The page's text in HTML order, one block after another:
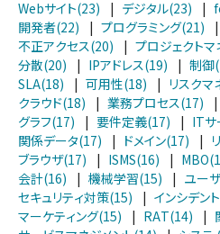
Webサイト(23)
| デジタル(23) |
開発者(22)
| プログラミング(21) |
不正アクセス(20)
| プロジェクト
分散(20)
| IPアドレス(19) | 制御
SLA(18)
| 可用性(18) | リスクマ
クラウド(18)
| 業務プロセス(17) |
グラフ(17)
| 要件定義(17) | ITサ
関係データ(17)
| ドメイン(17) |
ブラウザ(17)
| ISMS(16) |
会計(16)
| 機械学習(15) | ユー
セキュリティ対策(15)
| インシデン
マーケティング(15)
| RAT(14) |